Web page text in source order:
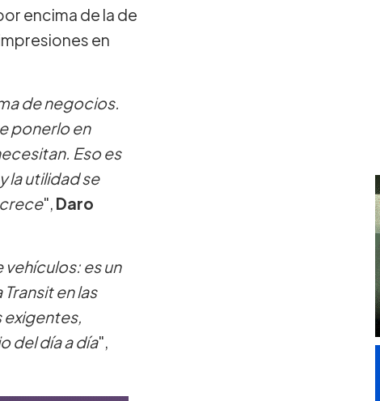
encima de la de
en
de negocios.
ponerlo en
Eso es
la utilidad se
", Daro
es un
en las
exigentes,
del día a día",